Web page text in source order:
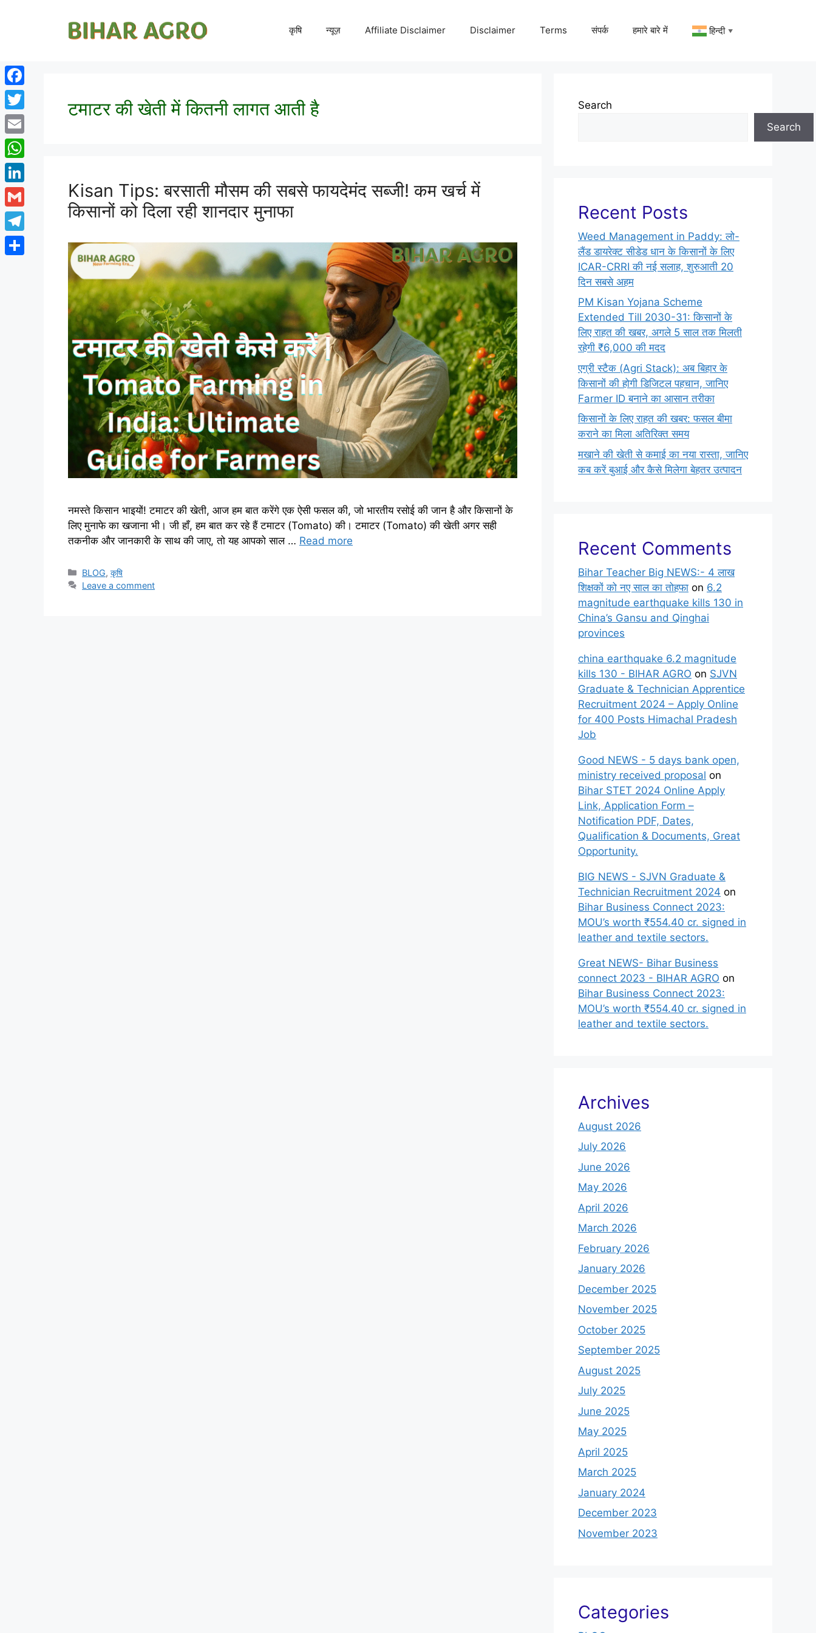
कृषि न्यूज़ Affiliate Disclaimer Disclaimer Terms संपर्क हमारे बारे में हिन्दी ▼
टमाटर की खेती में कितनी लागत आती है
Kisan Tips: बरसाती मौसम की सबसे फायदेमंद सब्जी! कम खर्च में
किसानों को दिला रही शानदार मुनाफा
नमस्ते किसान भाइयों! टमाटर की खेती, आज हम बात करेंगे एक ऐसी फसल की, जो भारतीय रसोई की जान है और किसानों के
लिए मुनाफे का खजाना भी। जी हाँ, हम बात कर रहे हैं टमाटर (Tomato) की। टमाटर (Tomato) की खेती अगर सही
तकनीक और जानकारी के साथ की जाए, तो यह आपको साल … Read more
BLOG,कृषि
Leave a comment
Search
Search
Recent Posts
Weed Management in Paddy: लो-
लैंड डायरेक्ट सीडेड धान के किसानों के लिए
ICAR-CRRI की नई सलाह, शुरुआती 20
दिन सबसे अहम
PM Kisan Yojana Scheme
Extended Till 2030-31: किसानों के
लिए राहत की खबर, अगले 5 साल तक मिलती
रहेगी ₹6,000 की मदद
एग्री स्टैक (Agri Stack): अब बिहार के
किसानों की होगी डिजिटल पहचान, जानिए
Farmer ID बनाने का आसान तरीका
किसानों के लिए राहत की खबर: फसल बीमा
कराने का मिला अतिरिक्त समय
मखाने की खेती से कमाई का नया रास्ता, जानिए
कब करें बुआई और कैसे मिलेगा बेहतर उत्पादन
Recent Comments
Bihar Teacher Big NEWS:- 4 लाख
शिक्षकों को नए साल का तोहफा on 6.2
magnitude earthquake kills 130 in
China’s Gansu and Qinghai
provinces
china earthquake 6.2 magnitude
kills 130 - BIHAR AGRO on SJVN
Graduate & Technician Apprentice
Recruitment 2024 – Apply Online
for 400 Posts Himachal Pradesh
Job
Good NEWS - 5 days bank open,
ministry received proposal on
Bihar STET 2024 Online Apply
Link, Application Form –
Notification PDF, Dates,
Qualification & Documents, Great
Opportunity.
BIG NEWS - SJVN Graduate &
Technician Recruitment 2024 on
Bihar Business Connect 2023:
MOU’s worth ₹554.40 cr. signed in
leather and textile sectors.
Great NEWS- Bihar Business
connect 2023 - BIHAR AGRO on
Bihar Business Connect 2023:
MOU’s worth ₹554.40 cr. signed in
leather and textile sectors.
Archives
August 2026
July 2026
June 2026
May 2026
April 2026
March 2026
February 2026
January 2026
December 2025
November 2025
October 2025
September 2025
August 2025
July 2025
June 2025
May 2025
April 2025
March 2025
January 2024
December 2023
November 2023
Categories
Facebook
Twitter
Email
WhatsApp
LinkedIn
Gmail
Telegram